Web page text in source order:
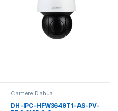
Camere Dahua
DH-IPC-HFW3649T1-AS-PV-